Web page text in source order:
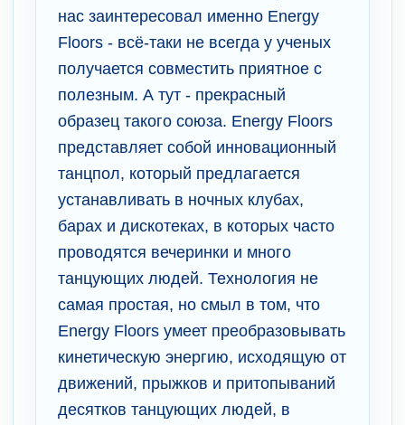
нас заинтересовал именно Energy
Floors - всё-таки не всегда у ученых
получается совместить приятное с
полезным. А тут - прекрасный
образец такого союза. Energy Floors
представляет собой инновационный
танцпол, который предлагается
устанавливать в ночных клубах,
барах и дискотеках, в которых часто
проводятся вечеринки и много
танцующих людей. Технология не
самая простая, но смыл в том, что
Energy Floors умеет преобразовывать
кинетическую энергию, исходящую от
движений, прыжков и притопываний
десятков танцующих людей, в